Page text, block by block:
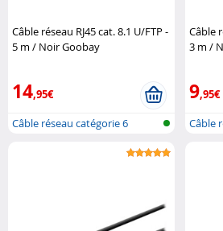
Câble réseau RJ45 cat. 8.1 U/FTP -
5 m / Noir Goobay
14,95€
Câble réseau catégorie 6
Câble
3 m /
9,95€
Câble